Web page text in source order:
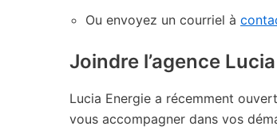
Ou envoyez un courriel à
Joindre l’agence
Lucia Energie a récemment
vous accompagner dans vos